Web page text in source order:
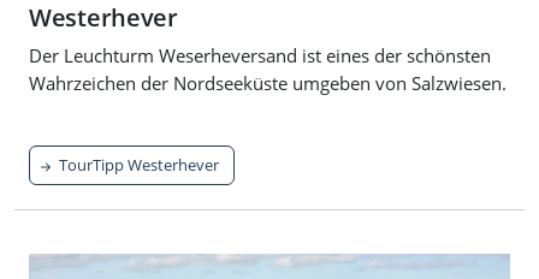
Westerhever
Der Leuchturm Weserheversand ist eines der schönsten
Wahrzeichen der Nordseeküste umgeben von Salzwiesen.
TourTipp Westerhever